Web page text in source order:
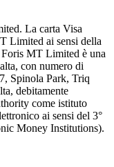
La carta Visa
Limited ai sensi della
MT Limited è una
con numero di
Spinola Park, Triq
debitamente
come istituto
ai sensi del 3°
Money Institutions).